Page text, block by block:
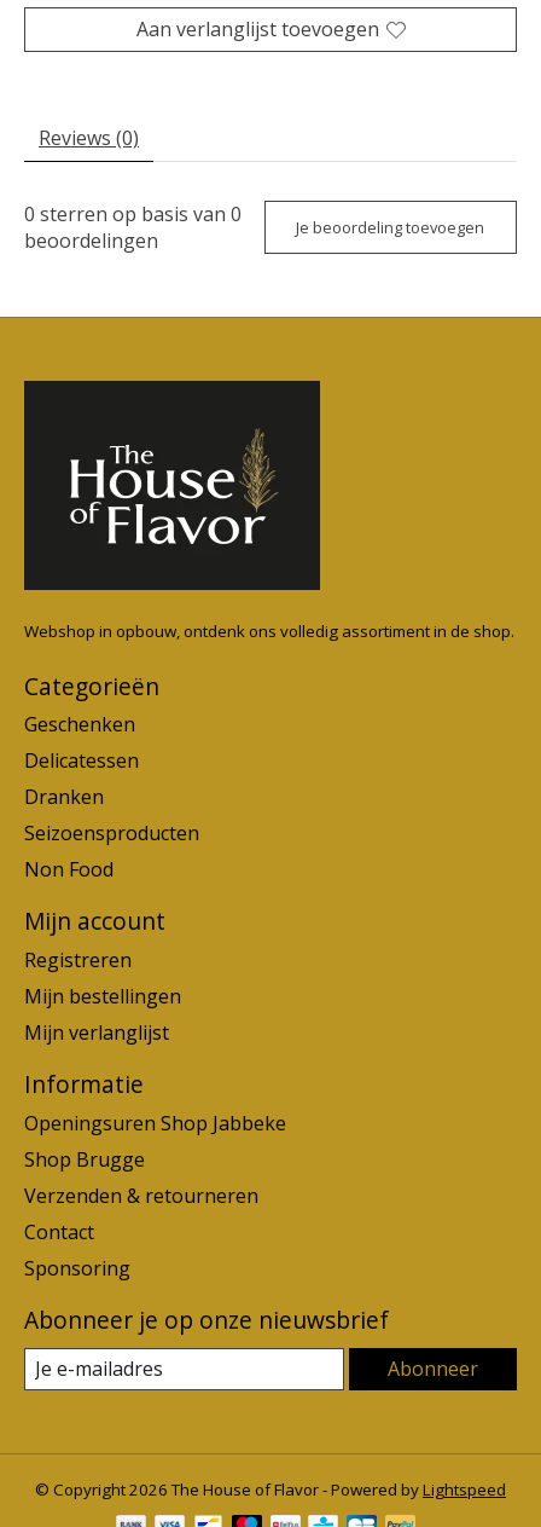
Aan verlanglijst toevoegen
Reviews (0)
0 sterren op basis van 0
beoordelingen
Je beoordeling toevoegen
Webshop in opbouw, ontdenk ons volledig assortiment in de shop.
Categorieën
Geschenken
Delicatessen
Dranken
Seizoensproducten
Non Food
Mijn account
Registreren
Mijn bestellingen
Mijn verlanglijst
Informatie
Openingsuren Shop Jabbeke
Shop Brugge
Verzenden & retourneren
Contact
Sponsoring
Abonneer je op onze nieuwsbrief
Abonneer
© Copyright 2026 The House of Flavor - Powered byLightspeed